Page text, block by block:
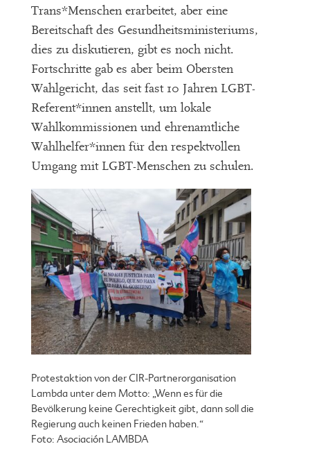
Trans*Menschen erarbeitet, aber eine
Bereitschaft des Gesundheitsministeriums,
dies zu diskutieren, gibt es noch nicht.
Fortschritte gab es aber beim Obersten
Wahlgericht, das seit fast 10 Jahren LGBT-
Referent*innen anstellt, um lokale
Wahlkommissionen und ehrenamtliche
Wahlhelfer*innen für den respektvollen
Umgang mit LGBT-Menschen zu schulen.
Protestaktion von der CIR-Partnerorganisation
Lambda unter dem Motto: „Wenn es für die
Bevölkerung keine Gerechtigkeit gibt, dann soll die
Regierung auch keinen Frieden haben.“
Foto: Asociación LAMBDA